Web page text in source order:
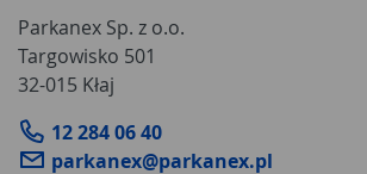
Parkanex Sp. z o.o.
Targowisko 501
32-015 Kłaj
12 284 06 40
parkanex@parkanex.pl